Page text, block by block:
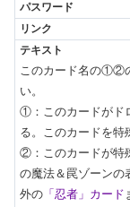
このカード名の①②
い。
①：このカードがド
る。このカードを特
②：このカードが特
の魔法＆罠ゾーンの
外の 「忍者」カード